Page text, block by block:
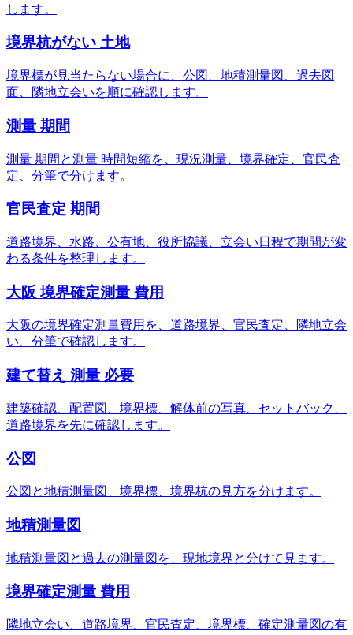
します。
境界杭がない 土地
境界標が見当たらない場合に、公図、地積測量図、過去図
面、隣地立会いを順に確認します。
測量 期間
測量 期間と測量 時間短縮を、現況測量、境界確定、官民査
定、分筆で分けます。
官民査定 期間
道路境界、水路、公有地、役所協議、立会い日程で期間が変
わる条件を整理します。
大阪 境界確定測量 費用
大阪の境界確定測量費用を、道路境界、官民査定、隣地立会
い、分筆で確認します。
建て替え 測量 必要
建築確認、配置図、境界標、解体前の写真、セットバック、
道路境界を先に確認します。
公図
公図と地積測量図、境界標、境界杭の見方を分けます。
地積測量図
地積測量図と過去の測量図を、現地境界と分けて見ます。
境界確定測量 費用
隣地立会い、道路境界、官民査定、境界標、確定測量図の有